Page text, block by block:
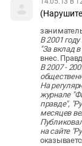
В 2001
"За вклад
внес.
В 2007 -
На
журнале
правде",
месяцев
на сайте